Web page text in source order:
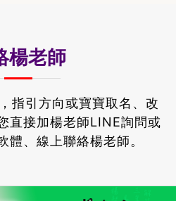
楊老師
指引方向或寶寶取名、改
直接加楊老師LINE詢問或
、線上聯絡楊老師。